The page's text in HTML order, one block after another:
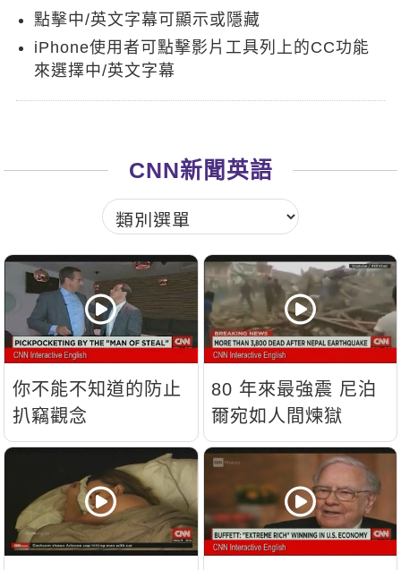
點擊中/英文字幕可顯示或隱藏
iPhone使用者可點擊影片工具列上的CC功能
來選擇中/英文字幕
CNN新聞英語
你不能不知道的防止
扒竊觀念
80 年來最強震 尼泊
爾宛如人間煉獄